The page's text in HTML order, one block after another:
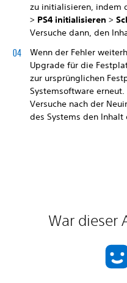
zu initialisieren, indem
> PS4 initialisieren >
Versuche dann, den
Wenn der Fehler
Upgrade für die
zur ursprünglichen
Systemsoftware erneut.
Versuche nach der
des Systems den Inhalt
War dieser